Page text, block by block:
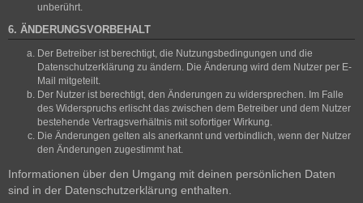
unberührt.
6. ÄNDERUNGSVORBEHALT
Der Betreiber ist berechtigt, die Nutzungsbedingungen und die
Datenschutzerklärung zu ändern. Die Änderung wird dem Nutzer per E-
Mail mitgeteilt.
Der Nutzer ist berechtigt, den Änderungen zu widersprechen. Im Falle
des Widerspruchs erlischt das zwischen dem Betreiber und dem Nutzer
bestehende Vertragsverhältnis mit sofortiger Wirkung.
Die Änderungen gelten als anerkannt und verbindlich, wenn der Nutzer
den Änderungen zugestimmt hat.
Informationen über den Umgang mit deinen persönlichen Daten
sind in der Datenschutzerklärung enthalten.